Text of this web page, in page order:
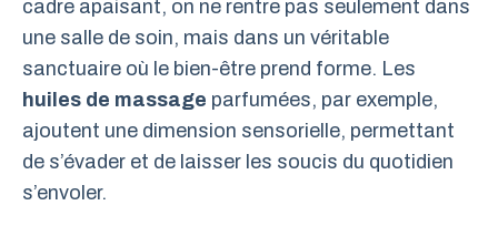
cadre apaisant, on ne rentre pas seulement dans
une salle de soin, mais dans un véritable
sanctuaire où le bien-être prend forme. Les
huiles de massage parfumées, par exemple,
ajoutent une dimension sensorielle, permettant
de s’évader et de laisser les soucis du quotidien
s’envoler.